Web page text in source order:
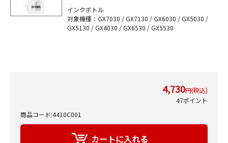
インクボトル
対象機種：GX7030 / GX7130 / GX6030 / GX5030 /
GX5130 / GX4030 / GX6530 / GX5530
4,730円(税込)
47ポイント
商品コード:4410C001